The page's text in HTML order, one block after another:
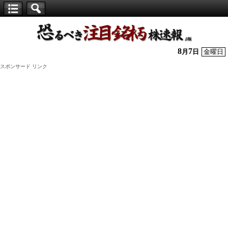
株】
8月 7 日 金曜日
スポンサード リンク